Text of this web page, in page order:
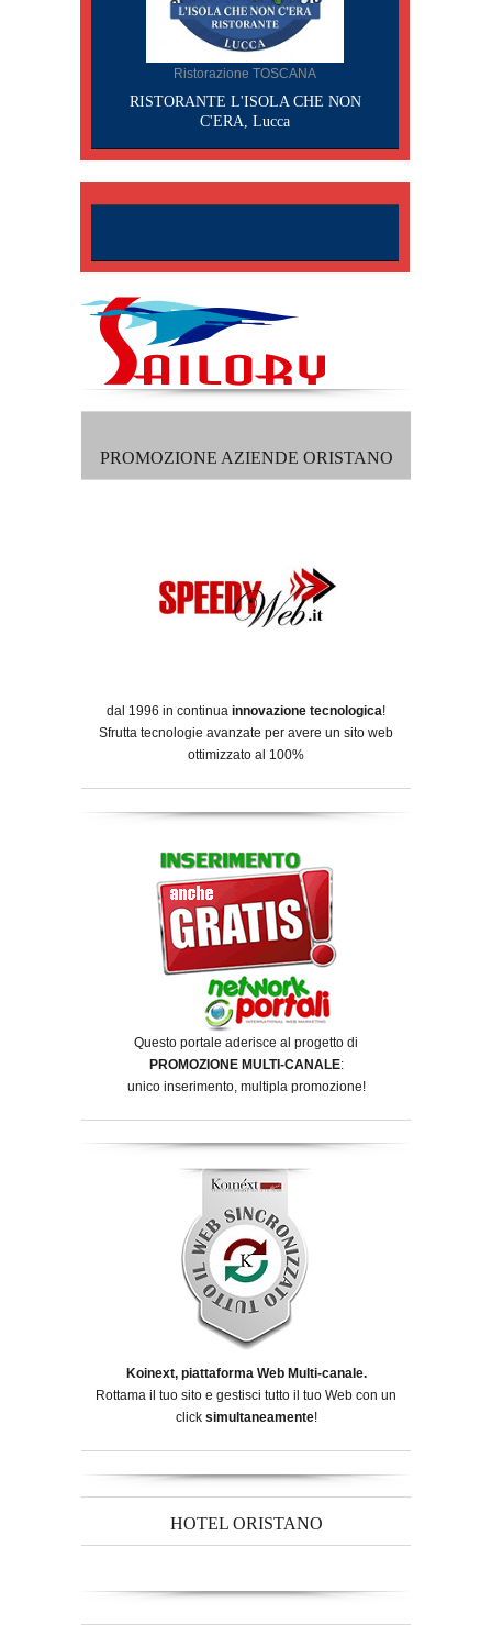
Ristorazione TOSCANA
RISTORANTE L'ISOLA CHE NON
C'ERA, Lucca
PROMOZIONE AZIENDE ORISTANO
dal 1996 in continua innovazione tecnologica!
Sfrutta tecnologie avanzate per avere un sito web
ottimizzato al 100%
Questo portale aderisce al progetto di
PROMOZIONE MULTI-CANALE:
unico inserimento, multipla promozione!
Koinext, piattaforma Web Multi-canale.
Rottama il tuo sito e gestisci tutto il tuo Web con un
click simultaneamente!
HOTEL ORISTANO